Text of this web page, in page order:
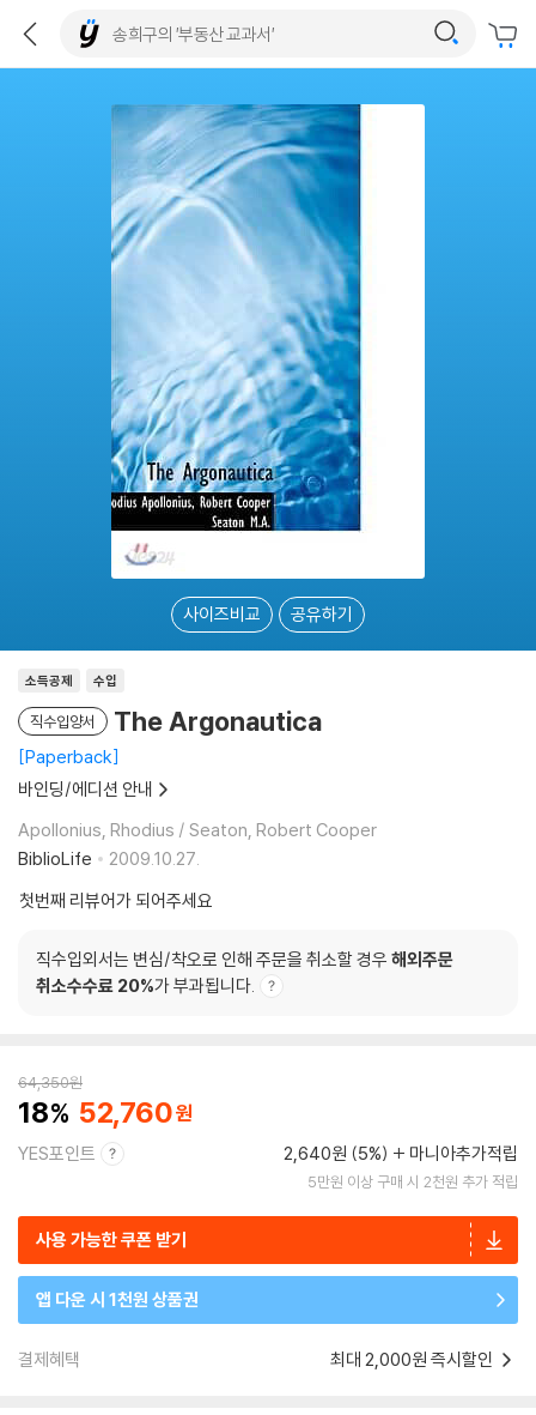
사이즈비교 공유하기
소득공제 수입
직수입양서 The Argonautica
Paperback
바인딩/에디션 안내
Apollonius, Rhodius / Seaton, Robert Cooper
BiblioLife
2009.10.27.
첫번째 리뷰어가 되어주세요
직수입외서는 변심/착오로 인해 주문을 취소할 경우 해외주문
취소수수료 20%가 부과됩니다.
64,350원
18 52,760
YES포인트 2,640원 (5%) 마니아추가적립
5만원 이상 구매 시 2천원 추가 적립
사용 가능한 쿠폰 받기
앱 다운 시 1천원 상품권
결제혜택 최대 2,000원 즉시할인